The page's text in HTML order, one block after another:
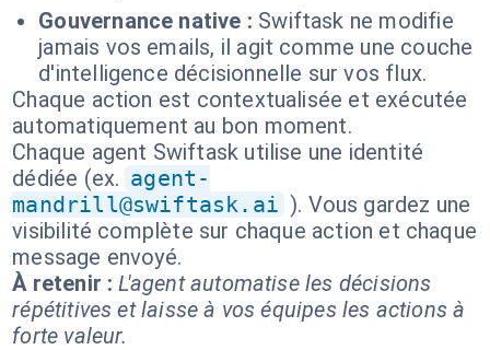
Gouvernance native : Swiftask ne modifie
jamais vos emails, il agit comme une couche
d'intelligence décisionnelle sur vos flux.
Chaque action est contextualisée et exécutée
automatiquement au bon moment.
Chaque agent Swiftask utilise une identité
dédiée (ex. agent-
mandrill@swiftask.ai ). Vous gardez une
visibilité complète sur chaque action et chaque
message envoyé.
À retenir : L'agent automatise les décisions
répétitives et laisse à vos équipes les actions à
forte valeur.